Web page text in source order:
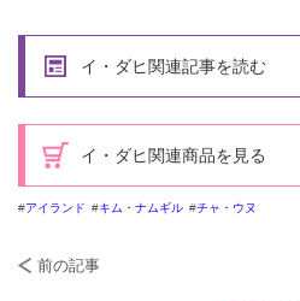
イ・ダヒ関連記事を読む
イ・ダヒ関連商品を見る
アイランド キム・ナムギル チャ・ウヌ
前の記事